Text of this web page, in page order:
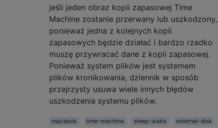
jeśli jeden obraz kopii zapasowej Time
Machine zostanie przerwany lub uszkodzony,
ponieważ jedna z kolejnych kopii
zapasowych będzie działać i bardzo rzadko
muszę przywracać dane z kopii zapasowej.
Ponieważ system plików jest systemem
plików kronikowania, dziennik w sposób
przejrzysty usuwa wiele innych błędów
uszkodzenia systemu plików.
macbook time-machine sleep-wake
external-disk